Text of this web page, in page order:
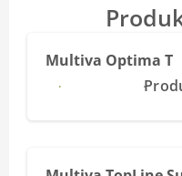
Multiva Optima T
Les mer
Om oss